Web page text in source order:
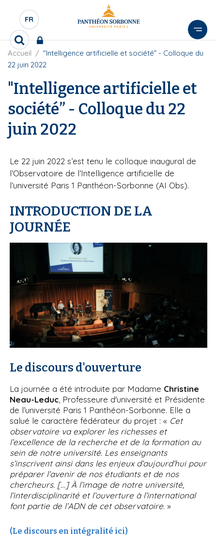
S
É
T
E
U
D
A
N
G
E
FR
R
e
c
e
r
h
r
F
i
r
i
a
n
Accueil
"Intelligence artificielle et société” - Colloque du
22 juin 2022
"Intelligence artificielle et
société” - Colloque du 22
juin 2022
Le 22 juin 2022 s’est tenu le colloque inaugural de
l’Observatoire de l’Intelligence artificielle de
l’université Paris 1 Panthéon-Sorbonne (AI Obs).
INTRODUCTION DE LA
JOURNÉE
Le discours d'ouverture
La journée a été introduite par Madame Christine
Neau-Leduc , Professeure d'université et Présidente
de l’université Paris 1 Panthéon-Sorbonne. Elle a
salué le caractère fédérateur du projet : « Cet
observatoire va explorer les richesses et
l’excellence de la recherche et de la formation au
sein de notre université. Les enseignants
s’inscrivent ainsi dans les enjeux d’aujourd’hui pour
préparer l’avenir de nos étudiants et de nos
chercheurs. […] À l’image de notre université,
l’interdisciplinarité et l’ouverture à l’international
font partie de l’ADN de cet observatoire. »
(Le discours en intégralité ici)